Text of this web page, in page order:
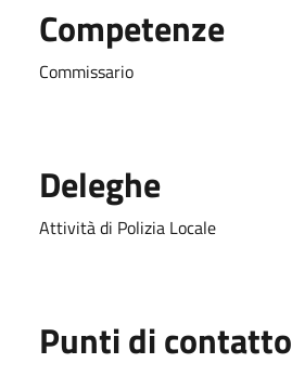
Competenze
Commissario
Deleghe
Attività di Polizia Locale
Punti di contatto